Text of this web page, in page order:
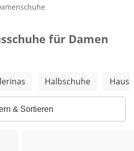
für Damen
Halbschuhe
& Sortieren